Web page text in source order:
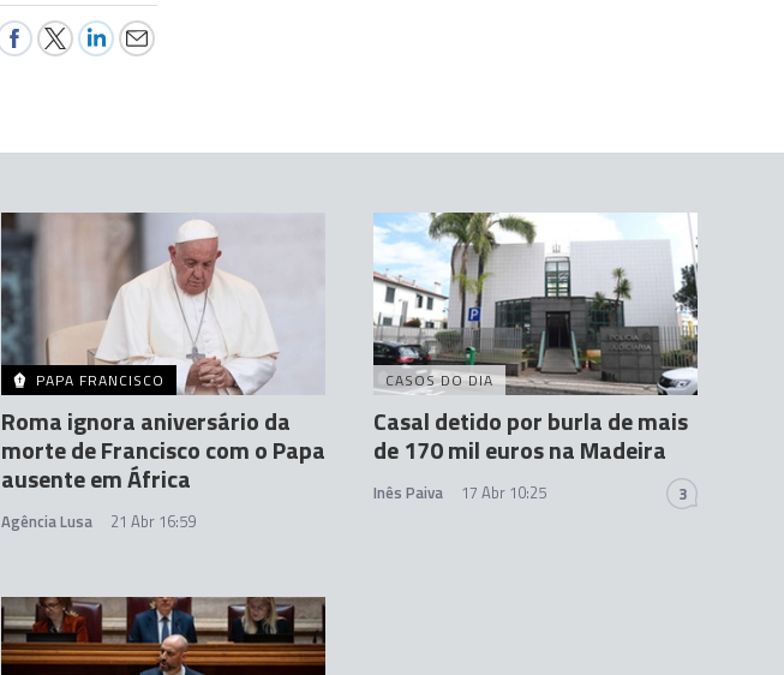
PAPA FRANCISCO
Roma ignora aniversário da
morte de Francisco com o Papa
ausente em África
Agência Lusa 21 Abr 16:59
CASOS DO DIA
Casal detido por burla de mais
de 170 mil euros na Madeira
Inês Paiva 17 Abr 10:25 3